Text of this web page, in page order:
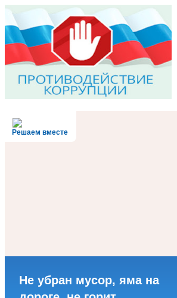
Решаем вместе
Не убран мусор, яма на